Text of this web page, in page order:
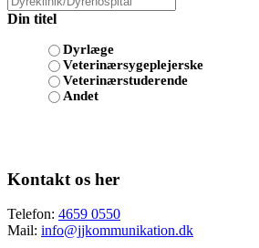
Din titel
Dyrlæge
Veterinærsygeplejerske
Veterinærstuderende
Andet
Kontakt os her
Telefon: 4659 0550
Mail: info@jjkommunikation.dk